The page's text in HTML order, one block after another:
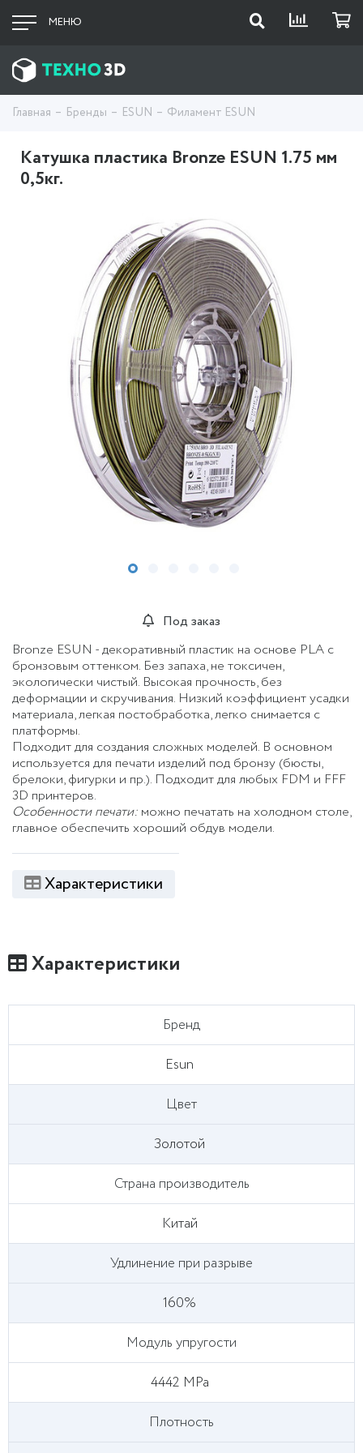
МЕНЮ
Главная Бренды ESUN Филамент ESUN
Катушка пластика Bronze ESUN 1.75 мм
0,5кг.
Под заказ
Bronze ESUN - декоративный пластик на основе PLA с
бронзовым оттенком. Без запаха, не токсичен,
экологически чистый. Высокая прочность, без
деформации и скручивания. Низкий коэффициент усадки
материала, легкая постобработка, легко снимается с
платформы.
Подходит для создания сложных моделей. В основном
используется для печати изделий под бронзу (бюсты,
брелоки, фигурки и пр.). Подходит для любых FDM и FFF
3D принтеров.
Особенности печати: можно печатать на холодном столе,
главное обеспечить хороший обдув модели.
Характеристики
Характеристики
Бренд
Esun
Цвет
Золотой
Страна производитель
Китай
Удлинение при разрыве
160%
Модуль упругости
4442 MPa
Плотность